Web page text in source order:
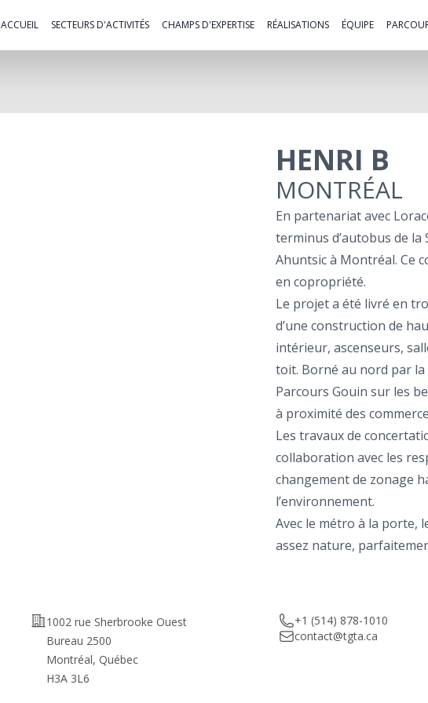
ACCUEIL SECTEURS D'ACTIVITÉS CHAMPS D'EXPERTISE RÉALISATIONS ÉQUIPE
HENRI B
MONTRÉAL
En partenariat avec
terminus d’autobus de
Ahuntsic à Montréal. Ce
en copropriété.
Le projet a été livré en
d’une construction de
intérieur, ascenseurs,
toit. Borné au nord par
Parcours Gouin sur les
à proximité des
Les travaux de
collaboration avec les
changement de zonage
l’environnement.
Avec le métro à la porte,
assez nature,
Adresse
1002 rue Sherbrooke Ouest
Bureau 2500
Montréal, Québec
H3A 3L6
Telephone
+1 (514) 878-1010
Emailcontact@tgta.ca